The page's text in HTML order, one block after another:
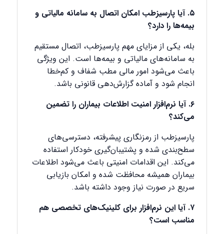
۵. آیا پارسیزطب امکان اتصال به سامانه مالیاتی و
بیمه‌ها را دارد؟
بله، یکی از مزایای مهم پارسیزطب، اتصال مستقیم
به سامانه‌های مالیاتی و بیمه‌ها است. این ویژگی
باعث می‌شود امور مالی مطب شفاف و کم‌خطا
انجام شود و آماده گزارش‌دهی قانونی باشد.
۶. آیا نرم‌افزار امنیت اطلاعات بیماران را تضمین
می‌کند؟
پارسیزطب از رمزنگاری پیشرفته، دسترسی‌های
سطح‌بندی شده و پشتیبان‌گیری خودکار استفاده
می‌کند. این اقدامات امنیتی باعث می‌شود اطلاعات
بیماران همیشه محافظت شده و امکان بازیابی
سریع در صورت نیاز وجود داشته باشد.
۷. آیا این نرم‌افزار برای کلینیک‌های تخصصی هم
مناسب است؟